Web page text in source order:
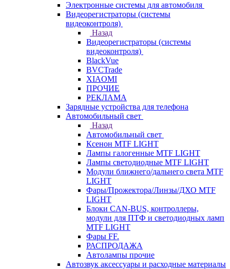
Электронные системы для автомобиля
Видеорегистраторы (системы
видеоконтроля)
Назад
Видеорегистраторы (системы
видеоконтроля)
BlackVue
BVCTrade
XIAOMI
ПРОЧИЕ
РЕКЛАМА
Зарядные устройства для телефона
Автомобильный свет
Назад
Автомобильный свет
Ксенон MTF LIGHT
Лампы галогенные MTF LIGHT
Лампы светодиодные MTF LIGHT
Модули ближнего/дальнего света MTF
LIGHT
Фары/Прожектора/Линзы/ДХО MTF
LIGHT
Блоки CAN-BUS, контроллеры,
модули для ПТФ и светодиодных ламп
MTF LIGHT
Фары FF.
РАСПРОДАЖА
Автолампы прочие
Автозвук аксессуары и расходные материалы